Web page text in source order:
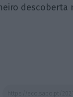
descoberta